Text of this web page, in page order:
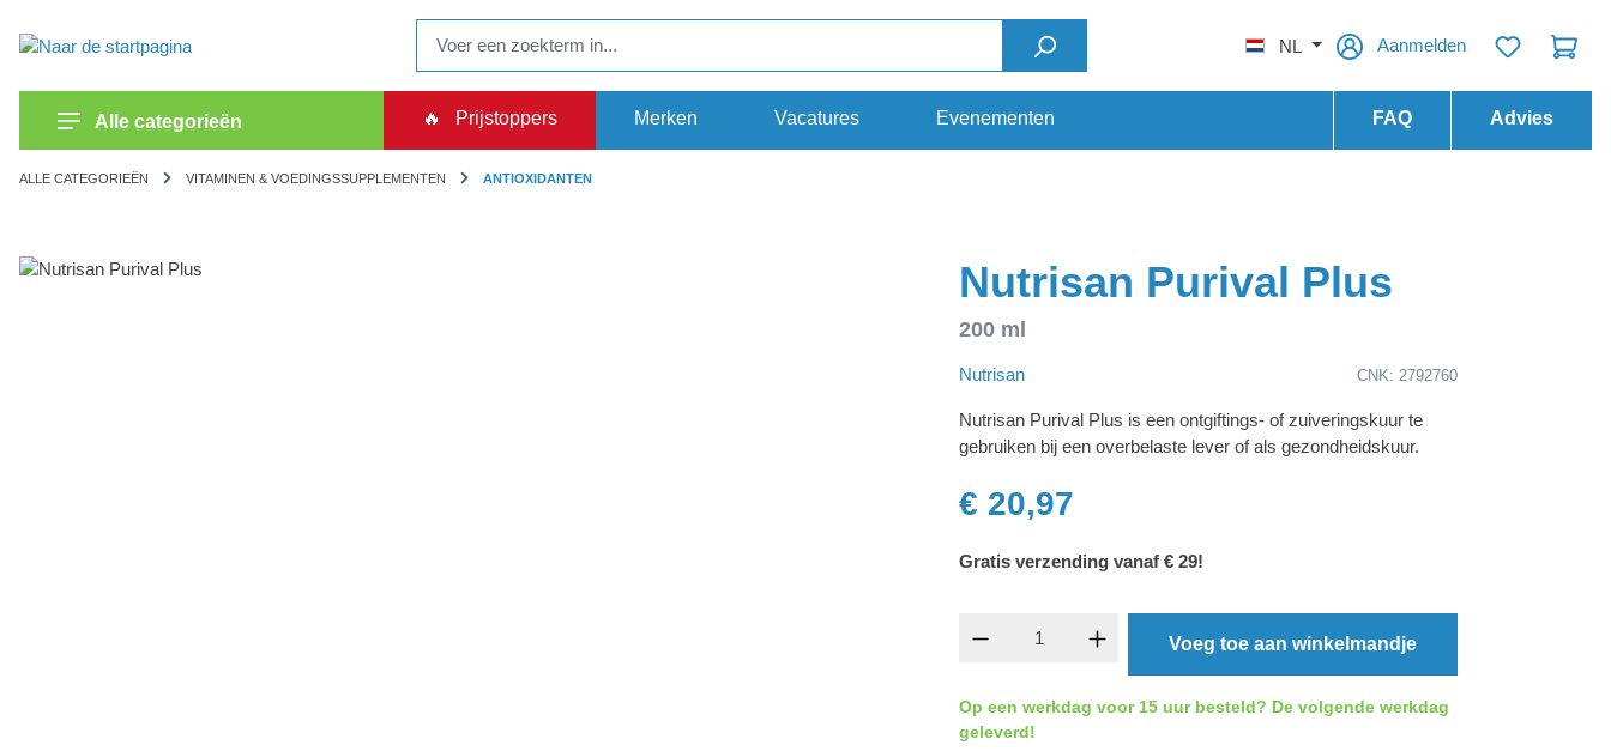
NL
Aanmelden
Alle categorieën 🔥 Prijstoppers Merken Vacatures Evenementen FAQ Advies
ALLE CATEGORIEËN VITAMINEN & VOEDINGSSUPPLEMENTEN ANTIOXIDANTEN
Afbeeldingengalerij overslaan Nutrisan Purival Plus
200 ml
Nutrisan CNK: 2792760
Nutrisan Purival Plus is een ontgiftings- of zuiveringskuur te
gebruiken bij een overbelaste lever of als gezondheidskuur.
€ 20,97
Gratis verzending vanaf € 29!
Producthoeveelheid: Voer de gewenste
Voeg toe aan winkelmandje
Op een werkdag voor 15 uur besteld? De volgende werkdag
geleverd!